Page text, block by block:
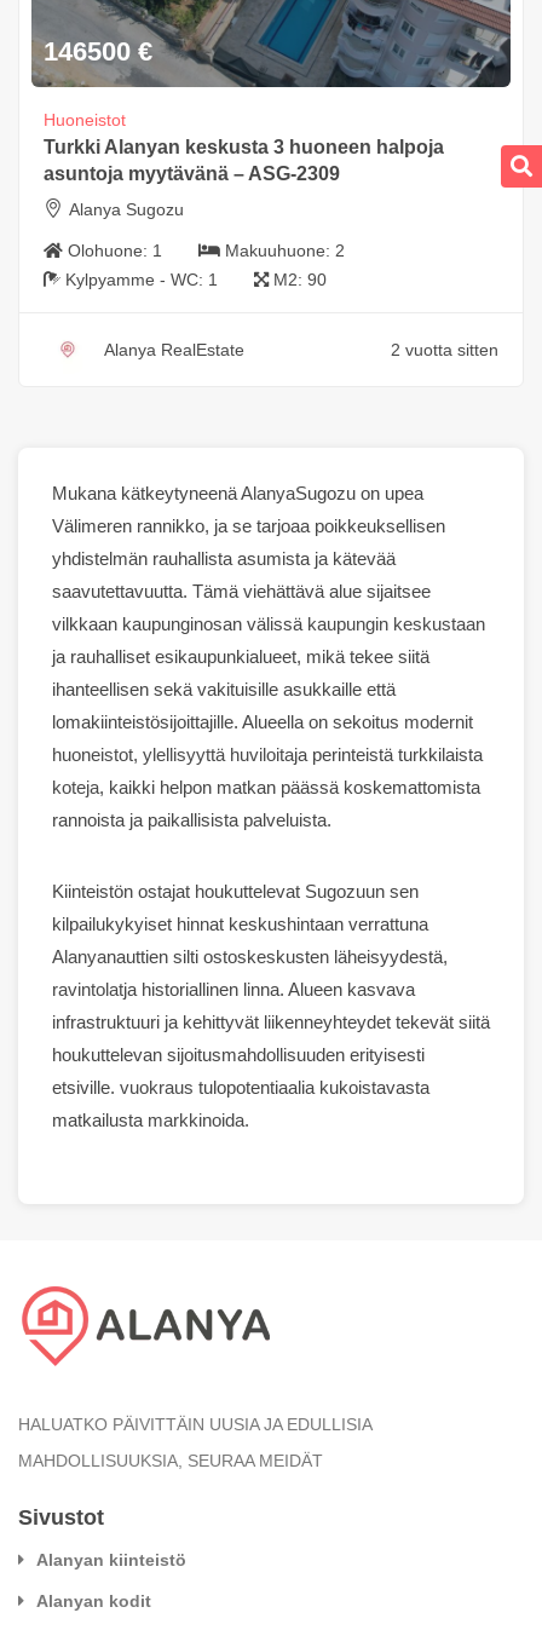
146500 €
Huoneistot
Turkki Alanyan keskusta 3 huoneen halpoja
asuntoja myytävänä – ASG-2309
Alanya Sugozu
Olohuone: 1 Makuuhuone: 2
Kylpyamme - WC: 1 M2: 90
Alanya RealEstate 2 vuotta sitten
Mukana kätkeytyneenäAlanyaSugozu on upea
Välimeren rannikko, ja se tarjoaa poikkeuksellisen
yhdistelmän rauhallista asumista ja kätevää
saavutettavuutta. Tämä viehättävä alue sijaitsee
vilkkaan kaupunginosan välissä kaupungin keskustaan
ja rauhalliset esikaupunkialueet, mikä tekee siitä
ihanteellisen sekä vakituisille asukkaille että
lomakiinteistösijoittajille. Alueella on sekoitus modernit
huoneistot, ylellisyyttä huviloitaja perinteistä turkkilaista
koteja, kaikki helpon matkan päässä koskemattomista
rannoista ja paikallisista palveluista.
Kiinteistön ostajat houkuttelevat Sugozuun sen
kilpailukykyiset hinnat keskushintaan verrattuna
Alanyanauttien silti ostoskeskusten läheisyydestä,
ravintolatja historiallinen linna. Alueen kasvava
infrastruktuuri ja kehittyvät liikenneyhteydet tekevät siitä
houkuttelevan sijoitusmahdollisuuden erityisesti
etsiville. vuokraus tulopotentiaalia kukoistavasta
matkailusta markkinoida.
HALUATKO PÄIVITTÄIN UUSIA JA EDULLISIA
MAHDOLLISUUKSIA, SEURAA MEIDÄT
Sivustot
Alanyan kiinteistö
Alanyan kodit